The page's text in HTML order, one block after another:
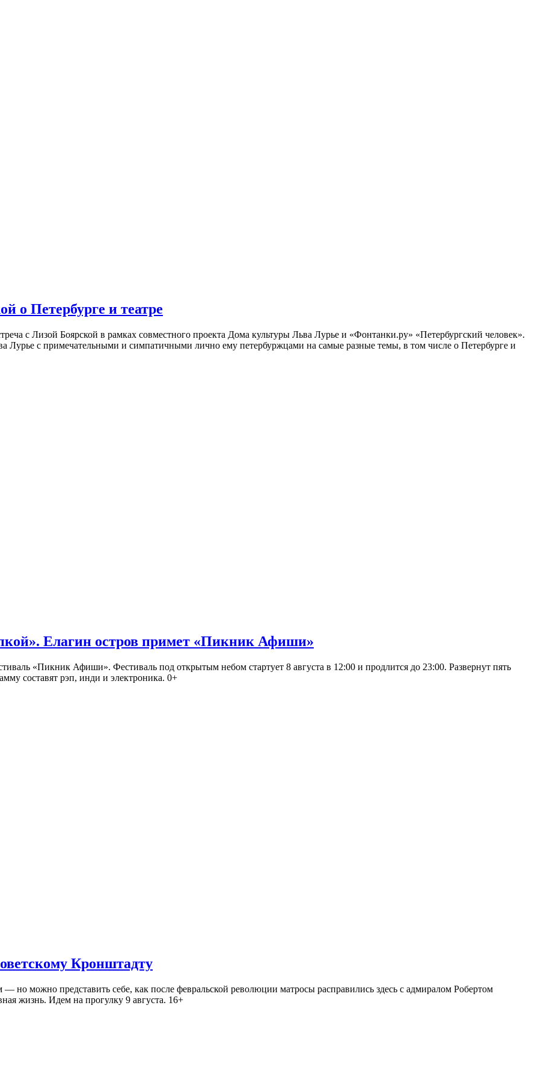
о Петербурге и театре
с Лизой Боярской в рамках совместного проекта Дома культуры Льва Лурье и «Фонтанки.ру» «Петербургский человек».
Лурье с примечательными и симпатичными лично ему петербуржцами на самые разные темы, в том числе о Петербурге и
Елагин остров примет «Пикник Афиши»
«Пикник Афиши». Фестиваль под открытым небом стартует 8 августа в 12:00 и продлится до 23:00. Развернут пять
составят рэп, инди и электроника. 0+
Кронштадту
можно представить себе, как после февральской революции матросы расправились здесь с адмиралом Робертом
жизнь. Идем на прогулку 9 августа. 16+